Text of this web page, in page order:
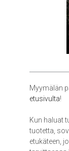
Myymälän
etusivulta!
Kun haluat
tuotetta,
etukäteen,